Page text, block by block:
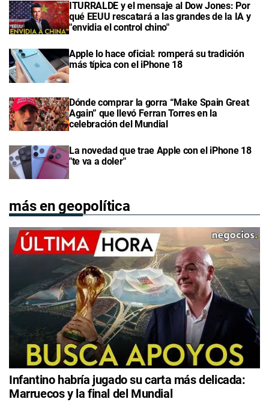
ITURRALDE y el mensaje al Dow Jones: Por
qué EEUU rescatará a las grandes de la IA y
"envidia el control chino"
Apple lo hace oficial: romperá su tradición
más típica con el iPhone 18
Dónde comprar la gorra “Make Spain Great
Again” que llevó Ferran Torres en la
celebración del Mundial
La novedad que trae Apple con el iPhone 18
"te va a doler"
más en geopolítica
Infantino habría jugado su carta más delicada:
Marruecos y la final del Mundial